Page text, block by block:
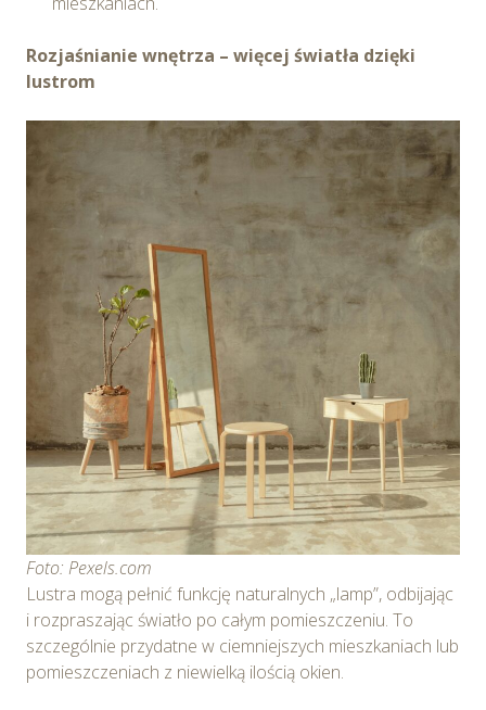
Rozjaśnianie wnętrza – więcej światła dzięki
lustrom
Foto: Pexels.com
Lustra mogą pełnić funkcję naturalnych „lamp”, odbijając
i rozpraszając światło po całym pomieszczeniu. To
szczególnie przydatne w ciemniejszych mieszkaniach lub
pomieszczeniach z niewielką ilością okien.